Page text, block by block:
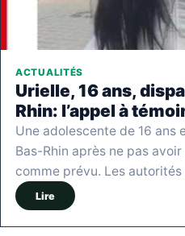
ACTUALITÉS
Urielle, 16 ans,
Rhin: l’appel à
Une adolescente de 16 ans
Bas-Rhin après ne pas
comme prévu. Les
Lire